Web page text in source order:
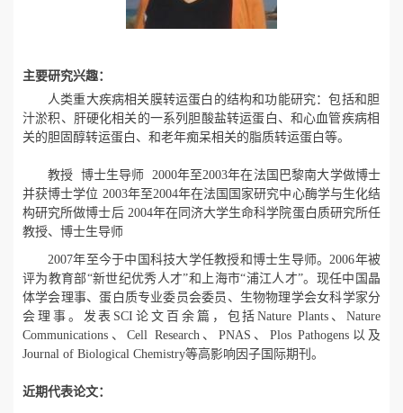
主要研究兴趣：
人类重大疾病相关膜转运蛋白的结构和功能研究：包括和胆
汁淤积、肝硬化相关的一系列胆酸盐转运蛋白、和心血管疾病相
关的胆固醇转运蛋白、和老年痴呆相关的脂质转运蛋白等。
教授 博士生导师 2000年至2003年在法国巴黎南大学做博士
并获博士学位 2003年至2004年在法国国家研究中心酶学与生化结
构研究所做博士后 2004年在同济大学生命科学院蛋白质研究所任
教授、博士生导师
2007年至今于中国科技大学任教授和博士生导师。2006年被
评为教育部“新世纪优秀人才”和上海市“浦江人才”。 现任中国晶
体学会理事、蛋白质专业委员会委员、生物物理学会女科学家分
会理事 。 发表SCI论文 百余 篇，包括Nature Plants 、Nature
Communications、Cell Research、 PNAS、 Plos Pathogens 以及
Journal of Biological Chemistry等高影响因子国际期刊。
近期代表论文：